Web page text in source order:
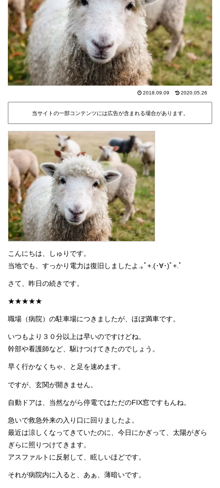
2018.09.09 2020.05.26
当サイトの一部コンテンツには広告が含まれる場合があります。
こんにちは、しゅりです。
当地でも、すっかり電力は復旧しましたよ.｡ﾟ+.(･∀･)ﾟ+.ﾟ
さて、昨日の続きです。
★★★★★
職場（病院）の駐車場につきましたが、ほぼ満車です。
いつもより３０分以上は早いのですけどね。
幹部や看護師など、駆けつけてきたのでしょう。
早く行かなくちゃ、と足を速めます。
ですが、玄関が開きません。
自動ドアは、当然ながら停電ではただのFIX窓ですもんね。
急いで救急外来の入り口に回りましたよ。
最近は涼しくなってきていたのに、今日にかぎって、太陽がぎら
ぎらに照りつけてきます。
アスファルトに反射して、眩しいほどです。
それが病院内に入ると、あぁ、薄暗いです。